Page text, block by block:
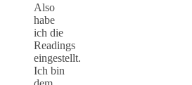
Also
habe
ich die
Readings
eingestellt.
Ich bin